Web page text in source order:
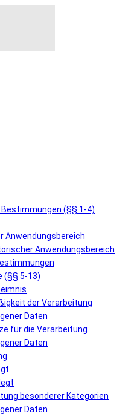
Bestimmungen (§§ 1-4)
Anwendungsbereich
Anwendungsbereich
(§§ 5-13)
der Verarbeitung
Daten
für die Verarbeitung
Daten
besonderer Kategorien
Daten